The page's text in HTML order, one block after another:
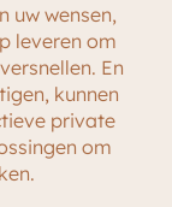
uw wensen,
leveren om
En
kunnen
private
om